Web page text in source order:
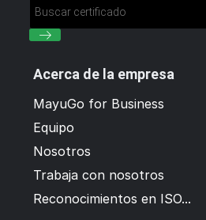
Acerca de la empresa
MayuGo for Business
Equipo
Nosotros
Trabaja con nosotros
Reconocimientos en ISO...